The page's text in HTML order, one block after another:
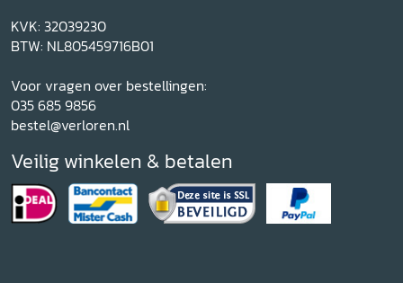
KVK: 32039230
BTW: NL805459716B01
Voor vragen over bestellingen:
035 685 9856
bestel@verloren.nl
Veilig winkelen & betalen